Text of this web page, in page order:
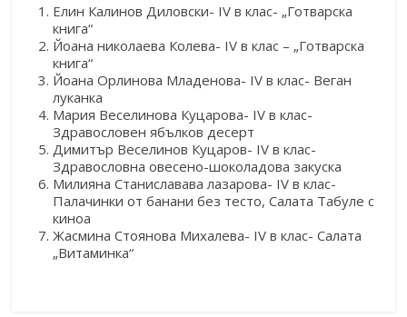
Елин Калинов Диловски- IV в клас- „Готварска
книга“
Йоана николаева Колева- IV в клас – „Готварска
книга“
Йоана Орлинова Младенова- IV в клас- Веган
луканка
Мария Веселинова Куцарова- IV в клас-
Здравословен ябълков десерт
Димитър Веселинов Куцаров- IV в клас-
Здравословна овесено-шоколадова закуска
Милияна Станиславава лазарова- IV в клас-
Палачинки от банани без тесто, Салата Табуле с
киноа
Жасмина Стоянова Михалева- IV в клас- Салата
„Витаминка“